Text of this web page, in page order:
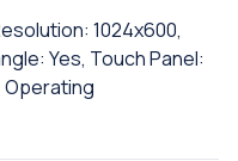
1024x600,
Yes, Touch Panel: